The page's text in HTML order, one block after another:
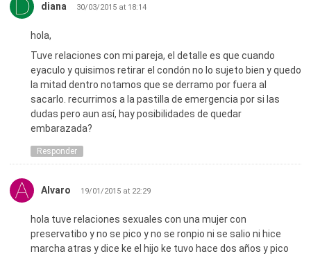
diana 30/03/2015 at 18:14
hola,
Tuve relaciones con mi pareja, el detalle es que cuando
eyaculo y quisimos retirar el condón no lo sujeto bien y quedo
la mitad dentro notamos que se derramo por fuera al
sacarlo. recurrimos a la pastilla de emergencia por si las
dudas pero aun así, hay posibilidades de quedar
embarazada?
Responder
Alvaro 19/01/2015 at 22:29
hola tuve relaciones sexuales con una mujer con
preservatibo y no se pico y no se ronpio ni se salio ni hice
marcha atras y dice ke el hijo ke tuvo hace dos años y pico